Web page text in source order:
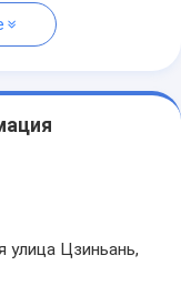
улица Цзиньань,